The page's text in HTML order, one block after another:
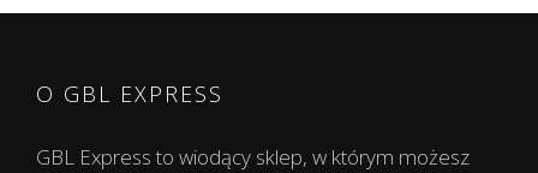
O GBL EXPRESS
GBL Express to wiodący sklep, w którym możesz